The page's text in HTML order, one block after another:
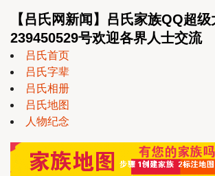
【吕氏网新闻】吕氏家族QQ超级
239450529号欢迎各界人士交流
吕氏首页
吕氏字辈
吕氏相册
吕氏地图
人物纪念